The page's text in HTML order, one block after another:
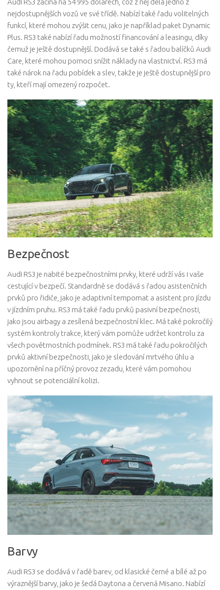
Audi RS3 začíná na 54 995 dolarech, což z něj dělá jedno z
nejdostupnějších vozů ve své třídě. Nabízí také řadu volitelných
funkcí, které mohou zvýšit cenu, jako je například paket Dynamic
Plus. RS3 také nabízí řadu možností financování a leasingu, díky
čemuž je ještě dostupnější. Dodává se také s řadou balíčků Audi
Care, které mohou pomoci snížit náklady na vlastnictví. RS3 má
také nárok na řadu pobídek a slev, takže je ještě dostupnější pro
ty, kteří mají omezený rozpočet.
Bezpečnost
Audi RS3 je nabité bezpečnostními prvky, které udrží vás i vaše
cestující v bezpečí. Standardně se dodává s řadou asistenčních
prvků pro řidiče, jako je adaptivní tempomat a asistent pro jízdu
v jízdním pruhu. RS3 má také řadu prvků pasivní bezpečnosti,
jako jsou airbagy a zesílená bezpečnostní klec. Má také pokročilý
systém kontroly trakce, který vám pomůže udržet kontrolu za
všech povětrnostních podmínek. RS3 má také řadu pokročilých
prvků aktivní bezpečnosti, jako je sledování mrtvého úhlu a
upozornění na příčný provoz zezadu, které vám pomohou
vyhnout se potenciální kolizi.
Barvy
Audi RS3 se dodává v řadě barev, od klasické černé a bílé až po
výraznější barvy, jako je šedá Daytona a červená Misano. Nabízí